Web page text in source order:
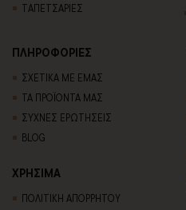
TΑΠΕΤΣΑΡΙΕΣ
ΠΛΗΡΟΦΟΡΙΕΣ
ΣΧΕΤΙΚΑ ΜΕ ΕΜΑΣ
ΤΑ ΠΡΟΪΟΝΤΑ ΜΑΣ
ΣΥΧΝΕΣ ΕΡΩΤΗΣΕΙΣ
BLOG
ΧΡΗΣΙΜΑ
ΠΟΛΙΤΙΚΗ ΑΠΟΡΡΗΤΟΥ